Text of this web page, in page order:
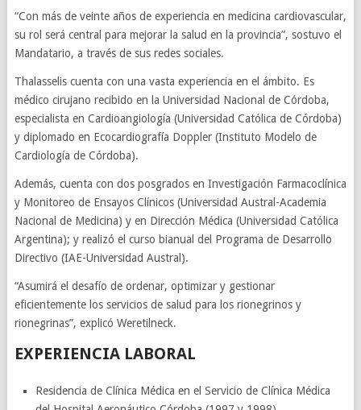
“Con más de veinte años de experiencia en medicina cardiovascular,
su rol será central para mejorar la salud en la provincia”, sostuvo el
Mandatario, a través de sus redes sociales.
Thalasselis cuenta con una vasta experiencia en el ámbito. Es
médico cirujano recibido en la Universidad Nacional de Córdoba,
especialista en Cardioangiología (Universidad Católica de Córdoba)
y diplomado en Ecocardiografía Doppler (Instituto Modelo de
Cardiología de Córdoba).
Además, cuenta con dos posgrados en Investigación Farmacoclínica
y Monitoreo de Ensayos Clínicos (Universidad Austral-Academia
Nacional de Medicina) y en Dirección Médica (Universidad Católica
Argentina); y realizó el curso bianual del Programa de Desarrollo
Directivo (IAE-Universidad Austral).
“Asumirá el desafío de ordenar, optimizar y gestionar
eficientemente los servicios de salud para los rionegrinos y
rionegrinas”, explicó Weretilneck.
EXPERIENCIA LABORAL
Residencia de Clínica Médica en el Servicio de Clínica Médica